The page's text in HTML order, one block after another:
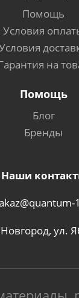
Помощь
Условия
на
Помощь
Блог
Бренды
Наши
ул.